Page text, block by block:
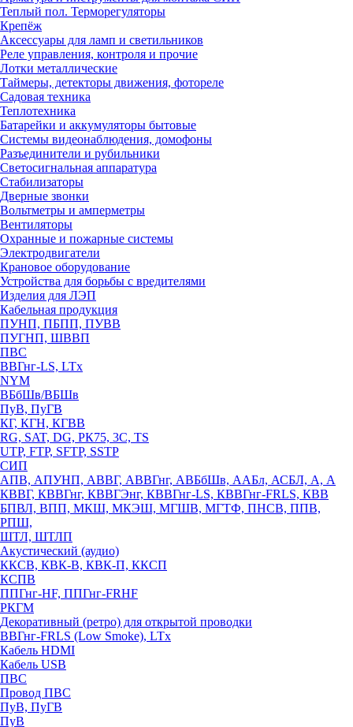
Теплый пол. Терморегуляторы
Крепёж
Аксессуары для ламп и светильников
Реле управления, контроля и прочие
Лотки металлические
Таймеры, детекторы движения, фотореле
Садовая техника
Теплотехника
Батарейки и аккумуляторы бытовые
Системы видеонаблюдения, домофоны
Разъединители и рубильники
Светосигнальная аппаратура
Стабилизаторы
Дверные звонки
Вольтметры и амперметры
Вентиляторы
Охранные и пожарные системы
Электродвигатели
Крановое оборудование
Устройства для борьбы с вредителями
Изделия для ЛЭП
Кабельная продукция
ПУНП, ПБПП, ПУВВ
ПУГНП, ШВВП
ПВС
ВВГнг-LS, LTx
NYM
ВБбШв/ВБШв
ПуВ, ПуГВ
КГ, КГН, КГВВ
RG, SAT, DG, РК75, 3С, TS
UTP, FTP, SFTP, SSTP
СИП
АПВ, АПУНП, АВВГ, АВВГнг, АВБбШв, ААБл, АСБЛ, А, А
КВВГ, КВВГнг, КВВГЭнг, КВВГнг-LS, КВВГнг-FRLS, КВВ
БПВЛ, ВПП, МКШ, МКЭШ, МГШВ, МГТФ, ПНСВ, ППВ,
РПШ,
ШТЛ, ШТЛП
Акустический (аудио)
ККСВ, КВК-В, КВК-П, ККСП
КСПВ
ППГнг-HF, ППГнг-FRHF
РКГМ
Декоративный (ретро) для открытой проводки
ВВГнг-FRLS (Low Smoke), LTx
Кабель HDMI
Кабель USB
ПВС
Провод ПВС
ПуВ, ПуГВ
ПуВ